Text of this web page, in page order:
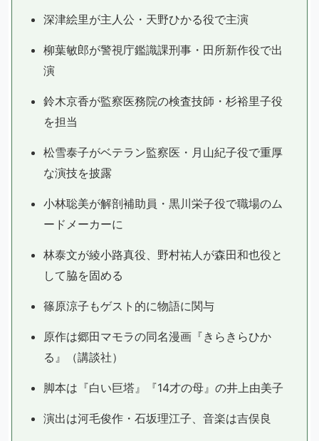
深津絵里が主人公・天野ひかる役で主演
柳葉敏郎が警視庁鑑識課刑事・田所新作役で出
演
鈴木京香が監察医務院の検査技師・杉裕里子役
を担当
松雪泰子がベテラン監察医・月山紀子役で重厚
な演技を披露
小林聡美が解剖補助員・黒川栄子役で職場のム
ードメーカーに
林泰文が綾小路真役、野村祐人が森田和也役と
して脇を固める
篠原涼子もゲスト的に物語に関与
原作は郷田マモラの同名漫画『きらきらひか
る』（講談社）
脚本は『白い巨塔』『14才の母』の井上由美子
演出は河毛俊作・石坂理江子、音楽は吉俣良